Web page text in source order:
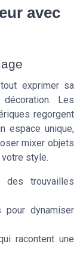
avec
exprimer sa
Les
regorgent
espace unique,
mixer objets
style.
trouvailles
dynamiser
racontent une